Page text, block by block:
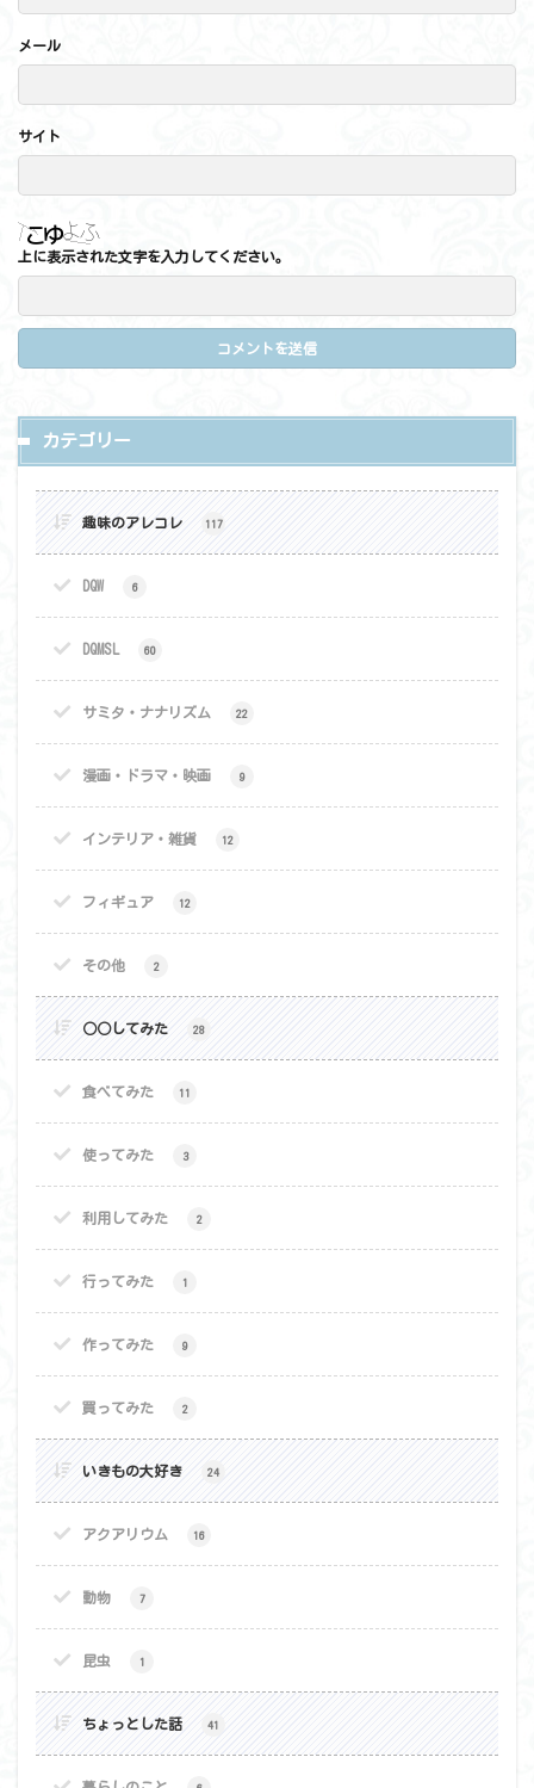
メール
サイト
上に表示された文字を入力してください。
カテゴリー
趣味のアレコレ 117
DQW 6
DQMSL 60
サミタ・ナナリズム 22
漫画・ドラマ・映画 9
インテリア・雑貨 12
フィギュア 12
その他 2
○○してみた 28
食べてみた 11
使ってみた 3
利用してみた 2
行ってみた 1
作ってみた 9
買ってみた 2
いきもの大好き 24
アクアリウム 16
動物 7
昆虫 1
ちょっとした話 41